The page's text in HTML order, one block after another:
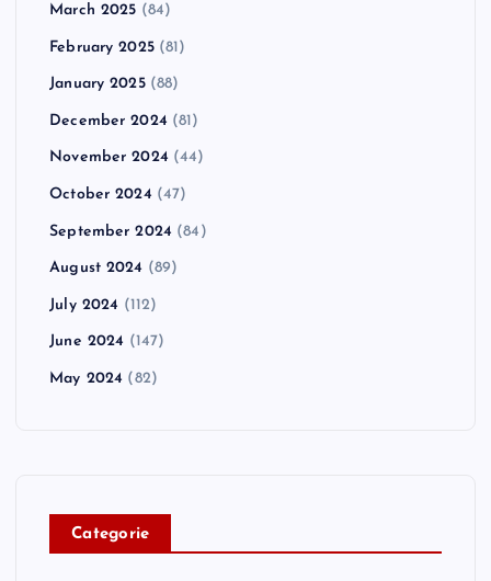
March 2025 (84)
February 2025(81)
January 2025(88)
December 2024 (81)
November 2024 (44)
October 2024 (47)
September 2024 (84)
August 2024 (89)
July 2024 (112)
June 2024 (147)
May 2024 (82)
Categorie